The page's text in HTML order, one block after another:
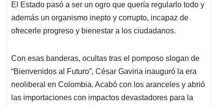
El Estado pasó a ser un ogro que quería regularlo todo y
además un organismo inepto y corrupto, incapaz de
ofrecerle progreso y bienestar a los ciudadanos.
Con esas banderas, ocultas tras el pomposo slogan de
“Bienvenidos al Futuro”, César Gaviria inauguró la era
neoliberal en Colombia. Acabó con los aranceles y abrió
las importaciones con impactos devastadores para la